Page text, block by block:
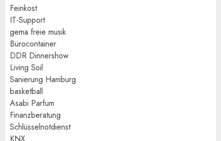
Feinkost
IT-Support
gema freie musik
Bürocontainer
DDR Dinnershow
Living Soil
Sanierung Hamburg
basketball
Asabi Parfum
Finanzberatung
Schlüsselnotdienst